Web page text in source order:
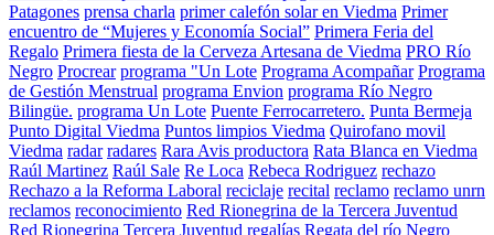
Patagones prensa charla primer calefón solar en Viedma Primer
encuentro de “Mujeres y Economía Social” Primera Feria del
Regalo Primera fiesta de la Cerveza Artesana de Viedma PRO Río
Negro Procrear programa "Un Lote Programa Acompañar Programa
de Gestión Menstrual programa Envion programa Río Negro
Bilingüe. programa Un Lote Puente Ferrocarretero. Punta Bermeja
Punto Digital Viedma Puntos limpios Viedma Quirofano movil
Viedma radar radares Rara Avis productora Rata Blanca en Viedma
Raúl Martinez Raúl Sale Re Loca Rebeca Rodriguez rechazo
Rechazo a la Reforma Laboral reciclaje recital reclamo reclamo unrn
reclamos reconocimiento Red Rionegrina de la Tercera Juventud
Red Rionegrina Tercera Juventud regalías Regata del río Negro